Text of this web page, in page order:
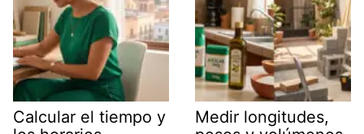
Calcular el tiempo y
Medir longitudes,